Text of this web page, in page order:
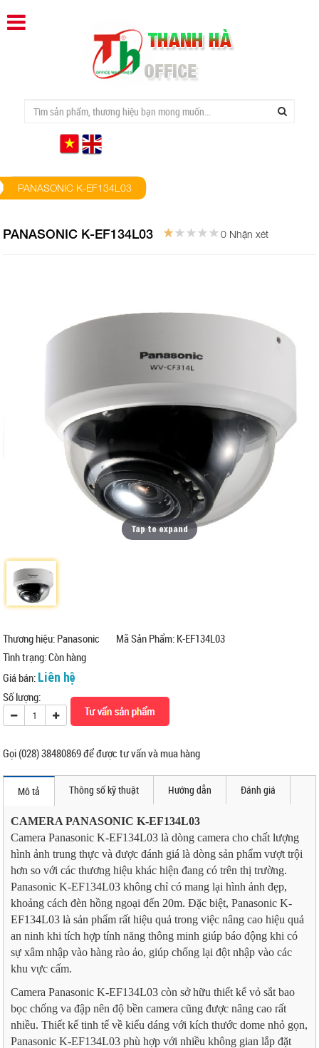
PANASONIC K-EF134L03
PANASONIC K-EF134L03 0 Nhận xét
Tap to expand
Thương hiệu: Panasonic
Mã Sản Phẩm: K-EF134L03
Tình trạng:Còn hàng
Giá bán: Liên hệ
Số lượng:
Gọi (028) 38480869 để được tư vấn và mua hàng
Mô tả Thông số kỹ thuật Hướng dẫn Đánh giá
CAMERA PANASONIC K-EF134L03
Camera Panasonic K-EF134L03 là dòng camera cho chất lượng
hình ảnh trung thực và được đánh giá là dòng sản phẩm vượt trội
hơn so với các thương hiệu khác hiện đang có trên thị trường.
Panasonic K-EF134L03 không chỉ có mang lại hình ảnh đẹp,
khoảng cách đèn hồng ngoại đến 20m. Đặc biệt, Panasonic K-
EF134L03 là sản phẩm rất hiệu quả trong việc nâng cao hiệu quả
an ninh khi tích hợp tính năng thông minh giúp báo động khi có
sự xâm nhập vào hàng rào ảo, giúp chống lại đột nhập vào các
khu vực cấm.
Camera Panasonic K-EF134L03 còn sở hữu thiết kể vỏ sắt bao
bọc chống va đập nên độ bền camera cũng được nâng cao rất
nhiều. Thiết kế tinh tế về kiểu dáng với kích thước dome nhỏ gọn,
Panasonic K-EF134L03 phù hợp với nhiều không gian lắp đặt